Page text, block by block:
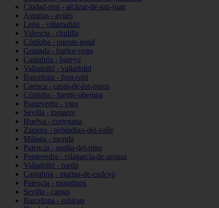
Ciudad-real - alcázar-de-san-juan
Asturias - avilés
León - villamañán
Valencia - chulilla
Córdoba - puente-genil
Granada - huétor-vega
Cantabria - bareyo
Valladolid - valladolid
Barcelona - font-rubí
Cuenca - casas-de-los-pinos
Córdoba - fuente-obejuna
Pontevedra - vigo
Sevilla - tomares
Huelva - cortegana
Zamora - pobladura-del-valle
Málaga - monda
Palencia - autilla-del-pino
Pontevedra - vilagarcía-de-arousa
Valladolid - rueda
Cantabria - marina-de-cudeyo
Palencia - moratinos
Sevilla - camas
Barcelona - subirats